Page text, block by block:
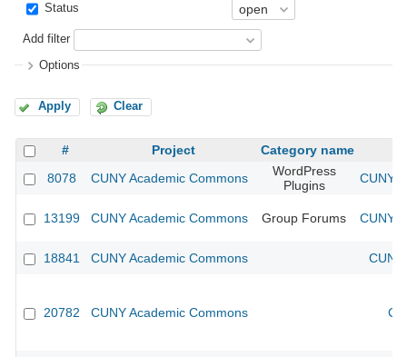
Status
Add filter
Options
Apply Clear
# Project
Category name
8078
CUNY Academic Commons
WordPress
Plugins
CUNY
13199 CUNY Academic Commons Group Forums CUNY
18841 CUNY Academic Commons
20782 CUNY Academic Commons